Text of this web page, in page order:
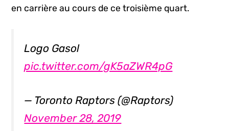
en carrière au cours de ce troisième quart.
Logo Gasol
pic.twitter.com/gK5aZWR4pG
— Toronto Raptors (@Raptors)
November 28, 2019